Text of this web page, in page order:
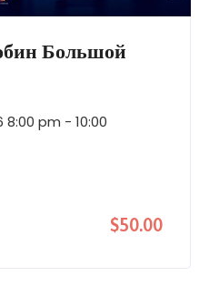
Большой
8:00 pm - 10:00
$50.00